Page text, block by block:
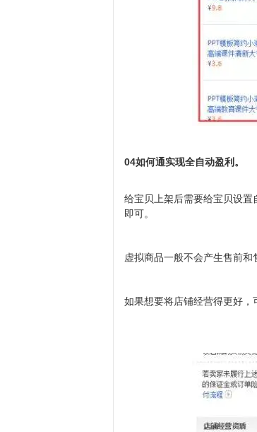
04如何通实现全自动盈利。
给宝贝上架后需要给宝贝设
即可。
虚拟商品一般不会产生售前
如果想要将店铺经营得更好，